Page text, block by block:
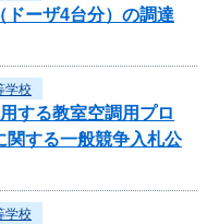
ドーザ4台分）の調達
学校
する教室空調用プロ
関する一般競争入札公
学校